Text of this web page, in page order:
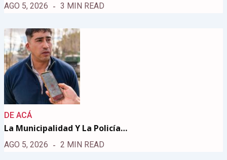
AGO 5, 2026 3 MIN READ
DE ACÁ
La Municipalidad Y La Policía…
AGO 5, 2026 2 MIN READ